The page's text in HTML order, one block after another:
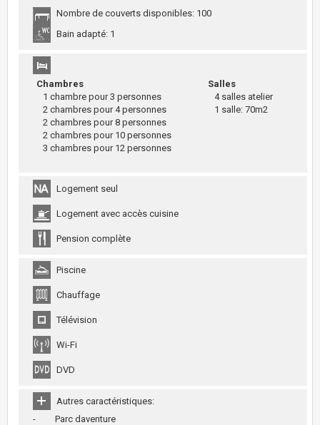
Nombre de couverts disponibles: 100
Bain adapté: 1
Chambres
1 chambre pour 3 personnes
2 chambres pour 4 personnes
2 chambres pour 8 personnes
2 chambres pour 10 personnes
3 chambres pour 12 personnes
Salles
4 salles atelier
1 salle: 70m2
Logement seul
Logement avec accès cuisine
Pension complète
Piscine
Chauffage
Télévision
Wi-Fi
DVD
Autres caractéristiques:
- Parc daventure